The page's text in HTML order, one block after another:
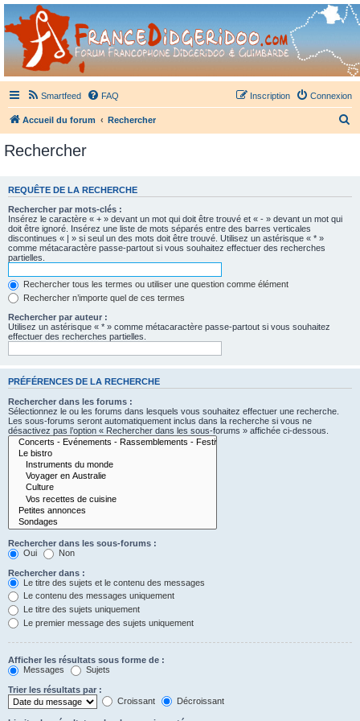
France Didgeridoo
Didgeridoo et Guimbarde sur France Didgeridoo - retrouvez la communauté.
Smartfeed FAQ Connexion
Inscription
Accueil du forum Rechercher
e
Rechercher
REQUÊTE DE LA RECHERCHE
Rechercher par mots-clés :
Insérez le caractère « + » devant un mot qui doit être trouvé et « - » devant un mot qui
doit être ignoré. Insérez une liste de mots séparés entre des barres verticales
discontinues « | » si seul un des mots doit être trouvé. Utilisez un astérisque « * »
comme métacaractère passe-partout si vous souhaitez effectuer des recherches
partielles.
Rechercher tous les termes ou utiliser une question comme élément
Rechercher n’importe quel de ces termes
Rechercher par auteur :
Utilisez un astérisque « * » comme métacaractère passe-partout si vous souhaitez
effectuer des recherches partielles.
PRÉFÉRENCES DE LA RECHERCHE
Rechercher dans les forums :
Sélectionnez le ou les forums dans lesquels vous souhaitez effectuer une recherche.
Les sous-forums seront automatiquement inclus dans la recherche si vous ne
désactivez pas l’option « Rechercher dans les sous-forums » affichée ci-dessous.
Rechercher dans les sous-forums :
Oui
Non
Rechercher dans :
Le titre des sujets et le contenu des messages
Le contenu des messages uniquement
Le titre des sujets uniquement
Le premier message des sujets uniquement
Afficher les résultats sous forme de :
Messages
Sujets
Trier les résultats par :
Croissant
Décroissant